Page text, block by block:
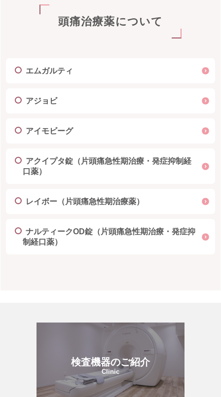
頭痛治療薬について
エムガルティ
アジョビ
アイモビーグ
アクイプタ錠（片頭痛急性期治療・発症抑制経
口薬）
レイボー（片頭痛急性期治療薬）
ナルティークOD錠（片頭痛急性期治療・発症抑
制経口薬）
検査機器のご紹介
Clinic